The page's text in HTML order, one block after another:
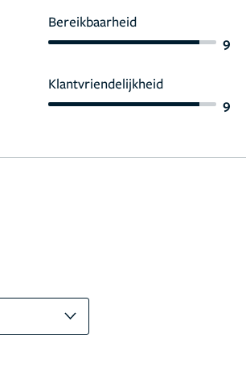
Bereikbaarheid
9
Klantvriendelijkheid
9